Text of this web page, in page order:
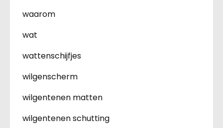
waarom
wat
wattenschijfjes
wilgenscherm
wilgentenen matten
wilgentenen schutting